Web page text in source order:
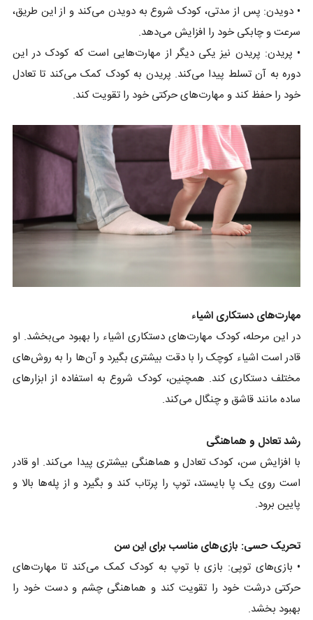
• دویدن: پس از مدتی، کودک شروع به دویدن می‌کند و از این طریق،
سرعت و چابکی خود را افزایش می‌دهد.
• پریدن: پریدن نیز یکی دیگر از مهارت‌هایی است که کودک در این
دوره به آن تسلط پیدا می‌کند. پریدن به کودک کمک می‌کند تا تعادل
خود را حفظ کند و مهارت‌های حرکتی خود را تقویت کند.
مهارت‌های دستکاری اشیاء
در این مرحله، کودک مهارت‌های دستکاری اشیاء را بهبود می‌بخشد. او
قادر است اشیاء کوچک را با دقت بیشتری بگیرد و آن‌ها را به روش‌های
مختلف دستکاری کند. همچنین، کودک شروع به استفاده از ابزارهای
ساده مانند قاشق و چنگال می‌کند.
رشد تعادل و هماهنگی
با افزایش سن، کودک تعادل و هماهنگی بیشتری پیدا می‌کند. او قادر
است روی یک پا بایستد، توپ را پرتاب کند و بگیرد و از پله‌ها بالا و
پایین برود.
تحریک حسی: بازی‌های مناسب برای این سن
• بازی‌های توپی: بازی با توپ به کودک کمک می‌کند تا مهارت‌های
حرکتی درشت خود را تقویت کند و هماهنگی چشم و دست خود را
بهبود بخشد.